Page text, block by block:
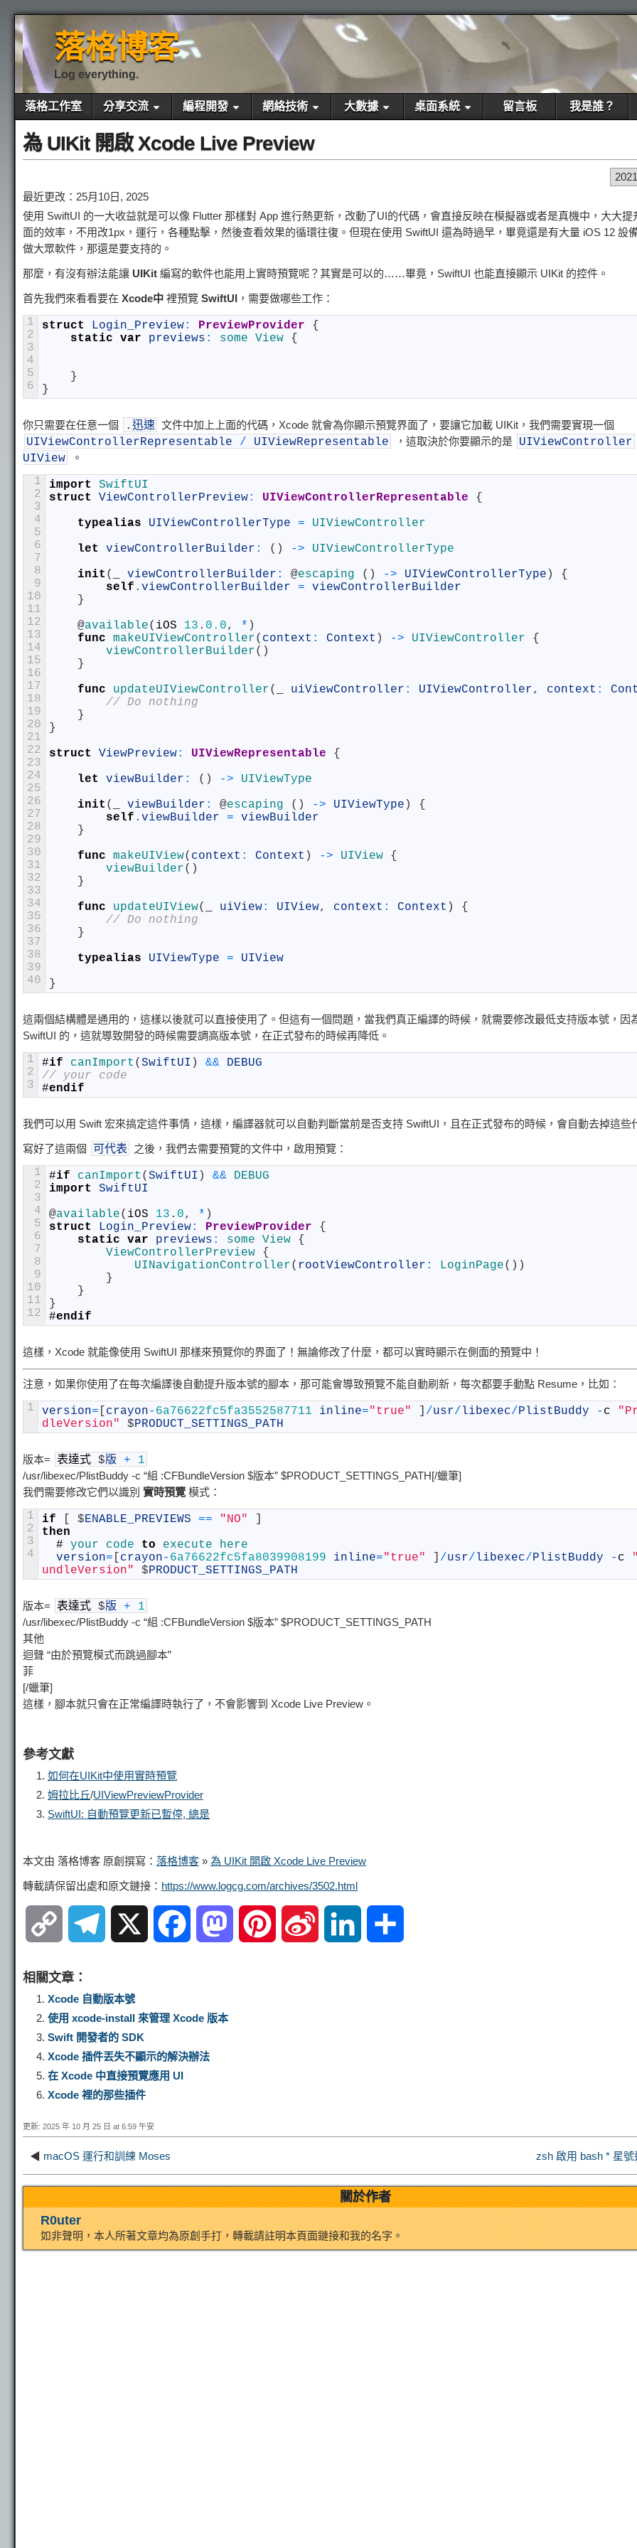
落格博客
Log everything.
落格工作室 分享交流 編程開發 網絡技術 大數據 桌面系統 留言板 我是誰？
為 UIKit 開啟 Xcode Live Preview
最近更改：25月10日, 2025
使用 SwiftUI 的一大收益就是可以像 Flutter 那樣對 App 進行熱更新，改動了UI的代碼，會直接反映在模擬器或者是真機中，大大提
面的效率，不用改1px，運行，各種點擊，然後查看效果的循環往復。但現在使用 SwiftUI 還為時過早，畢竟還是有大量 iOS 12 設
做大眾軟件，那還是要支持的。
那麼，有沒有辦法能讓 UIKit 編寫的軟件也能用上實時預覽呢？其實是可以的……畢竟，SwiftUI 也能直接顯示 UIKit 的控件。
首先我們來看看要在 Xcode中 裡預覽 SwiftUI ，需要做哪些工作：
1
2
3
4
5
6
struct Login_Preview: PreviewProvider
{
static
var previews : some View {
}
}
你只需要在任意一個 . 迅速 文件中加上上面的代碼，Xcode 就會為你顯示預覽界面了，要讓它加載 UIKit，我們需要實現一個
UIViewControllerRepresentable / UIViewRepresentable ，這取決於你要顯示的是 UIViewController
UIView 。
1
2
3
4
5
6
7
8
9
10
11
12
13
14
15
16
17
18
19
20
21
22
23
24
25
26
27
28
29
30
31
32
33
34
35
36
37
38
39
40
import
SwiftUI
struct
ViewControllerPreview: UIViewControllerRepresentable
{
typealias
UIViewControllerType =
UIViewController
let
viewControllerBuilder : ( ) ->
UIViewControllerType
init ( viewControllerBuilder : @escaping ( ) -> UIViewControllerType )
{
self . viewControllerBuilder =
viewControllerBuilder
}
@available( iOS 13 . 0.0, * )
func
makeUIViewController( context : Context ) -> UIViewController
{
viewControllerBuilder( )
}
func
updateUIViewController( uiViewController : UIViewController, context :
// Do nothing
}
}
struct
ViewPreview: UIViewRepresentable
{
let
viewBuilder : ( ) ->
UIViewType
init ( viewBuilder : @escaping ( ) -> UIViewType )
{
self . viewBuilder =
viewBuilder
}
func
makeUIView( context : Context ) -> UIView
{
viewBuilder( )
}
func
updateUIView( uiView: UIView, context : Context )
{
// Do nothing
}
typealias
UIViewType =
UIView
}
這兩個結構體是通用的，這樣以後就可以直接使用了。但這有一個問題，當我們真正編譯的時候，就需要修改最低支持版本號，因
SwiftUI 的，這就導致開發的時候需要調高版本號，在正式發布的時候再降低。
1
2
3
#if canImport ( SwiftUI ) &&
DEBUG
// your code
#endif
我們可以用 Swift 宏來搞定這件事情，這樣，編譯器就可以自動判斷當前是否支持 SwiftUI，且在正式發布的時候，會自動去掉這些
寫好了這兩個 可代表 之後，我們去需要預覽的文件中，啟用預覽：
1
2
3
4
5
6
7
8
9
10
11
12
#if canImport ( SwiftUI ) &&
DEBUG
import
SwiftUI
@available( iOS 13 . 0, * )
struct
Login_Preview: PreviewProvider
{
static
var previews : some View
{
ViewControllerPreview
{
UINavigationController( rootViewController : LoginPage( ) )
}
}
}
#endif
這樣，Xcode 就能像使用 SwiftUI 那樣來預覽你的界面了！無論修改了什麼，都可以實時顯示在側面的預覽中！
注意，如果你使用了在每次編譯後自動提升版本號的腳本，那可能會導致預覽不能自動刷新，每次都要手動點 Resume，比如：
1 version= crayon- 6a76622fc5fa3552587711 inline="true" /usr/ libexec/ PlistBuddy - c
dleVersion"
$PRODUCT_SETTINGS_PATH
版本= 表達式 $版 + 1
/usr/libexec/PlistBuddy -c “組 :CFBundleVersion $版本” $PRODUCT_SETTINGS_PATH[/蠟筆]
我們需要修改它們以識別 實時預覽 模式：
1
2
3
4
if $ENABLE_PREVIEWS == "NO"
then
#
your code to execute
here
version= crayon- 6a76622fc5fa8039908199 inline="true" /usr/ libexec/ PlistBuddy - c
undleVersion"
$PRODUCT_SETTINGS_PATH
版本= 表達式 $版 + 1
/usr/libexec/PlistBuddy -c “組 :CFBundleVersion $版本” $PRODUCT_SETTINGS_PATH
其他
迴聲 “由於預覽模式而跳過腳本”
菲
[/蠟筆]
這樣，腳本就只會在正常編譯時執行了，不會影響到 Xcode Live Preview。
參考文獻
如何在UIKit中使用實時預覽
姆拉比丘/UIViewPreviewProvider
SwiftUI: 自動預覽更新已暫停, 總是
本文由 落格博客 原創撰寫： 落格博客 » 為 UIKit 開啟 Xcode Live Preview
轉載請保留出處和原文鏈接： https://www.logcg.com/archives/3502.html
p
y
L
k
l
e
g
m k n s b n
相關文章：
Xcode 自動版本號
使用 xcode-install 來管理 Xcode 版本
Swift 開發者的 SDK
Xcode 插件丟失不顯示的解決辦法
在 Xcode 中直接預覽應用 UI
Xcode 裡的那些插件
更新: 2025 年 10 月 25 日 at 6:59 午安
◀ macOS 運行和訓練 Moses zsh 啟用 bash * 星
關於作者
R0uter
如非聲明，本人所著文章均為原創手打，轉載請註明本頁面鏈接和我的名字。